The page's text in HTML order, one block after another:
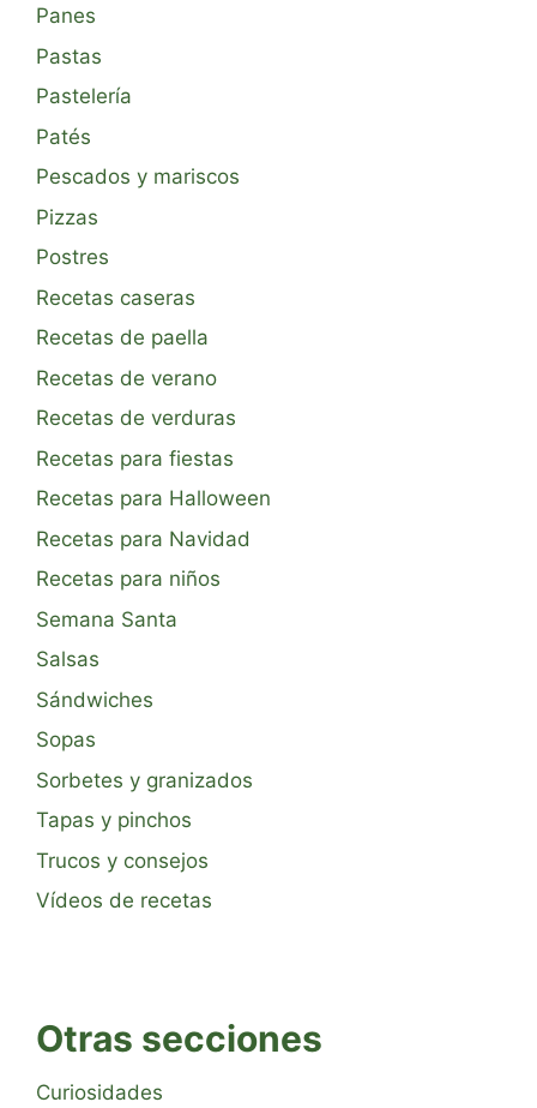
Panes
Pastas
Pastelería
Patés
Pescados y mariscos
Pizzas
Postres
Recetas caseras
Recetas de paella
Recetas de verano
Recetas de verduras
Recetas para fiestas
Recetas para Halloween
Recetas para Navidad
Recetas para niños
Semana Santa
Salsas
Sándwiches
Sopas
Sorbetes y granizados
Tapas y pinchos
Trucos y consejos
Vídeos de recetas
Otras secciones
Curiosidades